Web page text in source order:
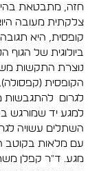
חזה, מתבטאת
צלקתית מעובה
קופסית, היא תגובה
ביולוגית של
נוצרת התקשות
הקופסית
לגרום להתגבשות
למגע יד שמורגש
השתלים עשויה
עם מלאות בקוטב
מגע. ד"ר קפלן